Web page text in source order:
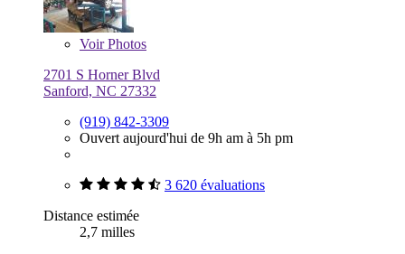
VoirPhotos
2701 S Horner Blvd
Sanford, NC 27332
(919) 842-3309
Ouvert aujourd'hui de 9h am à 5h pm
3 620 évaluations
Distance estimée
2,7 milles